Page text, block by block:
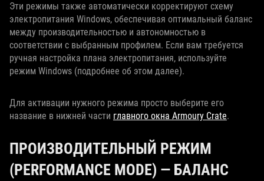
Эти режимы также автоматически корректируют схему
электропитания Windows, обеспечивая оптимальный баланс
между производительностью и автономностью в
соответствии с выбранным профилем. Если вам требуется
ручная настройка плана электропитания, используйте
режим Windows (подробнее об этом далее).
Для активации нужного режима просто выберите его
название в нижней части главного окна Armoury Crate.
ПРОИЗВОДИТЕЛЬНЫЙ РЕЖИМ
(PERFORMANCE MODE) — БАЛАНС